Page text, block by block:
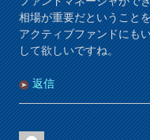
相場が重要だということ
アクティブファンドにも
して欲しいですね。
返信